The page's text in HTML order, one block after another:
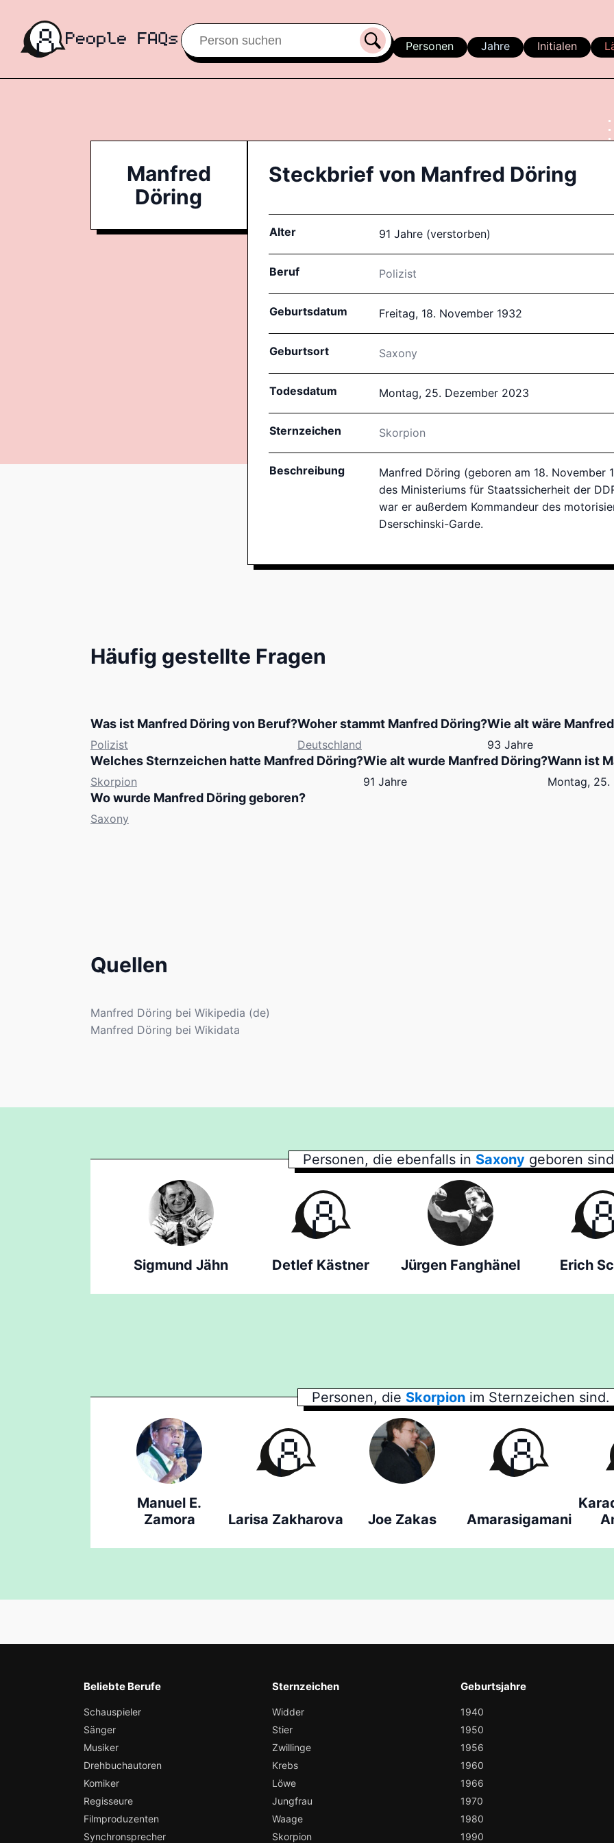
Personen Jahre Initialen
Manfred
Döring
Steckbrief von Manfred Döring
Alter 91 Jahre (verstorben)
Beruf Polizist
Geburtsdatum Freitag, 18. November 1932
Geburtsort Saxony
Todesdatum Montag, 25. Dezember 2023
Sternzeichen Skorpion
Beschreibung
Manfred Döring (geboren am 18. November
des Ministeriums für Staatssicherheit der
war er außerdem Kommandeur des
Dserschinski-Garde.
Häufig gestellte Fragen
Was ist Manfred Döring von Beruf?
Polizist
Woher stammt Manfred Döring?
Deutschland
Wie alt wäre
93 Jahre
Welches Sternzeichen hatte Manfred Döring?
Skorpion
Wie alt wurde Manfred Döring?
91 Jahre
Wann ist
Montag,
Wo wurde Manfred Döring geboren?
Saxony
Quellen
Manfred Döring bei Wikipedia (de)
Manfred Döring bei Wikidata
Personen, die ebenfalls in Saxony geboren
Sigmund Jähn Detlef Kästner Jürgen Fanghänel Erich
Personen, die Skorpion im Sternzeichen sind.
Manuel E.
Zamora
Larisa Zakharova Joe Zakas Amarasigamani
Beliebte Berufe
Schauspieler
Sänger
Musiker
Drehbuchautoren
Komiker
Regisseure
Filmproduzenten
Synchronsprecher
Sternzeichen
Widder
Stier
Zwillinge
Krebs
Löwe
Jungfrau
Waage
Skorpion
Geburtsjahre
1940
1950
1956
1960
1966
1970
1980
1990